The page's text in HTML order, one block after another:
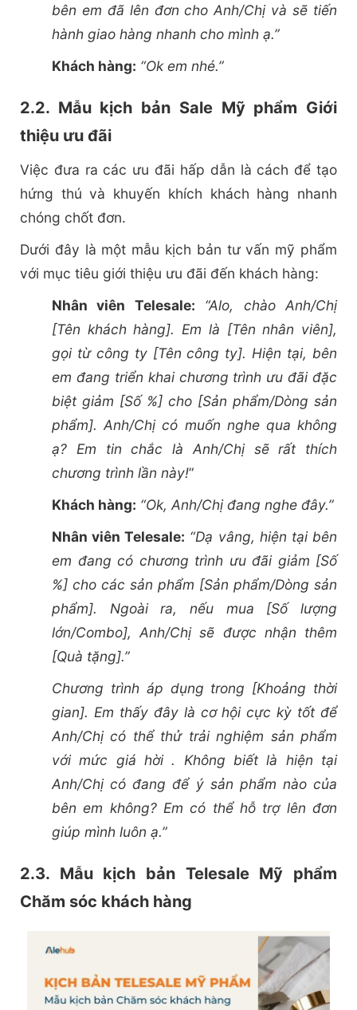
bên em đã lên đơn cho Anh/Chị và sẽ tiến
hành giao hàng nhanh cho mình ạ.”
Khách hàng: “Ok em nhé.”
2.2. Mẫu kịch bản Sale Mỹ phẩm Giới
thiệu ưu đãi
Việc đưa ra các ưu đãi hấp dẫn là cách để tạo
hứng thú và khuyến khích khách hàng nhanh
chóng chốt đơn.
Dưới đây là một mẫu kịch bản tư vấn mỹ phẩm
với mục tiêu giới thiệu ưu đãi đến khách hàng:
Nhân viên Telesale:
“Alo, chào Anh/Chị
[Tên khách hàng]. Em là [Tên nhân viên],
gọi từ công ty [Tên công ty]. Hiện tại, bên
em đang triển khai chương trình ưu đãi đặc
biệt giảm [Số %] cho [Sản phẩm/Dòng sản
phẩm]. Anh/Chị có muốn nghe qua không
ạ? Em tin chắc là Anh/Chị sẽ rất thích
chương trình lần này!”
Khách hàng: “Ok, Anh/Chị đang nghe đây.”
Nhân viên Telesale: “Dạ vâng, hiện tại bên
em đang có chương trình ưu đãi giảm [Số
%] cho các sản phẩm [Sản phẩm/Dòng sản
phẩm]. Ngoài ra, nếu mua [Số lượng
lớn/Combo], Anh/Chị sẽ được nhận thêm
[Quà tặng].”
Chương trình áp dụng trong [Khoảng thời
gian]. Em thấy đây là cơ hội cực kỳ tốt để
Anh/Chị có thể thử trải nghiệm sản phẩm
với mức giá hời . Không biết là hiện tại
Anh/Chị có đang để ý sản phẩm nào của
bên em không? Em có thể hỗ trợ lên đơn
giúp mình luôn ạ.”
2.3. Mẫu kịch bản Telesale Mỹ phẩm
Chăm sóc khách hàng